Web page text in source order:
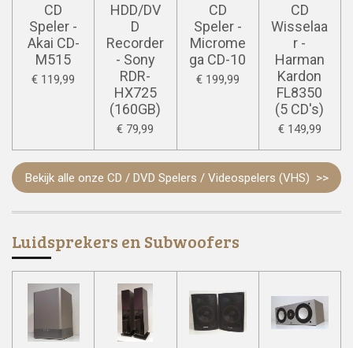
CD
Speler -
Akai CD-
M515
€ 119,99
HDD/DV
D
Recorder
- Sony
RDR-
HX725
(160GB)
€ 79,99
CD
Speler -
Microme
ga CD-10
€ 199,99
CD
Wisselaa
r -
Harman
Kardon
FL8350
(5 CD's)
€ 149,99
Bekijk alle onze CD / DVD Spelers / Videospelers (VHS) >>
Luidsprekers en Subwoofers